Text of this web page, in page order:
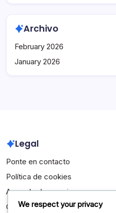
Archivo
February 2026
January 2026
Legal
Ponte en contacto
Política de cookies
Acuerdo de usuario
Quiénes somos
We respect your privacy